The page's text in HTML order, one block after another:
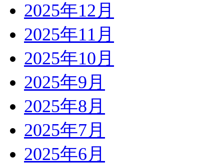
2025年12月
2025年11月
2025年10月
2025年9月
2025年8月
2025年7月
2025年6月